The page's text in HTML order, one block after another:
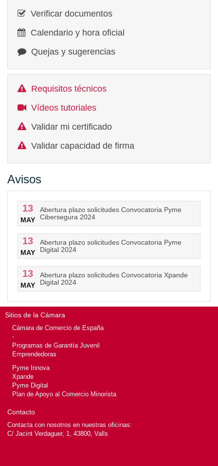
Verificar documentos
Calendario y hora oficial
Quejas y sugerencias
Requisitos técnicos
Vídeos tutoriales
Validar mi certificado
Validar capacidad de firma
Avisos
13
MAY
Abertura plazo solicitudes Convocatoria Pyme
Cibersegura 2024
13
MAY
Abertura plazo solicitudes Convocatoria Pyme
Digital 2024
13
MAY
Abertura plazo solicitudes Convocatoria Xpande
Digital 2024
Sitios de la Cámara
Cámara de Comercio de España
-
Programas de Garantía Juvenil
Emprendedoras
Pyme Innova
Xpande
Pyme Digital
Plan de Apoyo al Comercio Minorista
Contacto
Contacta con nosotros en nuestras oficinas:
C/ Jacint Verdaguer, 1, 43800, Valls